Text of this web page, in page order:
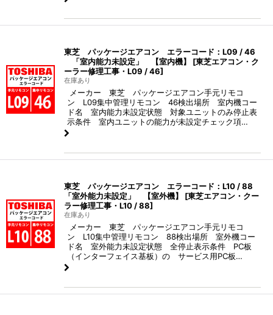
東芝 パッケージエアコン エラーコード：L09 / 46
「室内能力未設定」 【室内機】
[東芝エアコン・ク
ーラー修理工事・L09 / 46]
在庫あり
メーカー 東芝 パッケージエアコン手元リモコ
ン L09集中管理リモコン 46検出場所 室内機コー
ド名 室内能力未設定状態 対象ユニットのみ停止表
示条件 室内ユニットの能力が未設定チェック項…
東芝 パッケージエアコン エラーコード：L10 / 88
「室外能力未設定」 【室外機】
[東芝エアコン・クー
ラー修理工事・L10 / 88]
在庫あり
メーカー 東芝 パッケージエアコン手元リモコ
ン L10集中管理リモコン 88検出場所 室外機コー
ド名 室外能力未設定状態 全停止表示条件 PC板
（インターフェイス基板）の サービス用PC板…